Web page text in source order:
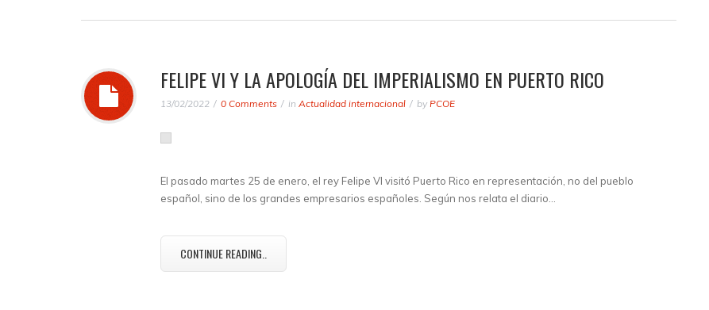
FELIPE VI Y LA APOLOGÍA DEL IMPERIALISMO EN PUERTO RICO
13/02/2022 0 Comments in Actualidad internacional by PCOE
El pasado martes 25 de enero, el rey Felipe VI visitó Puerto Rico en representación, no del pueblo
español, sino de los grandes empresarios españoles. Según nos relata el diario…
CONTINUE READING..